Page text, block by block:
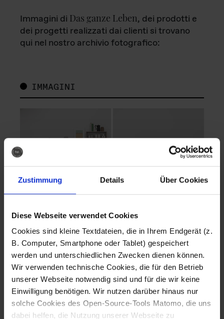
Zustimmung Details Über Cookies
Diese Webseite verwendet Cookies
Cookies sind kleine Textdateien, die in Ihrem Endgerät (z.
B. Computer, Smartphone oder Tablet) gespeichert
werden und unterschiedlichen Zwecken dienen können.
Wir verwenden technische Cookies, die für den Betrieb
unserer Webseite notwendig sind und für die wir keine
Einwilligung benötigen. Wir nutzen darüber hinaus nur
solche Cookies des Open-Source-Tools Matomo, die uns
dabei helfen, die Nutzung unserer Webseite zu
Immagini di Das ganze Leben, dei prodotti e
dei progetti realizzati dai clienti si trovano
qui nel nostro archivio fotografico:
IMMAGINI
Fotografo: Lorenz
Sternbach
Download
Fotografo: Lorenz
Sternbach
Download